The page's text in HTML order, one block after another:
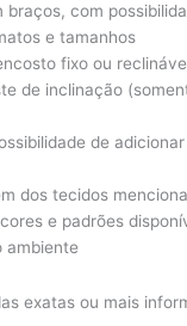
braços, com
e tamanhos
fixo ou
de inclinação
de
dos tecidos
e padrões
ambiente
exatas ou mais